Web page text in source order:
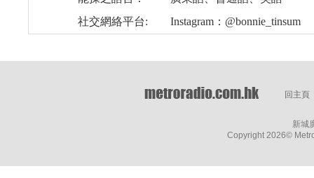
社交網絡平台:
Instagram：@bonnie_tinsum
回主頁
新城
Copyright 2026©